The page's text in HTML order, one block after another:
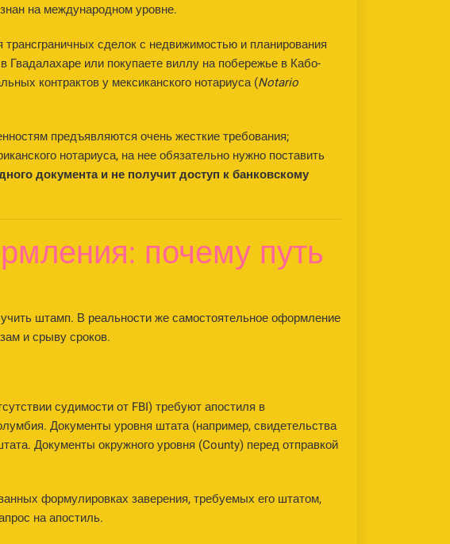
на международном уровне.
сделок с недвижимостью и планирования
или покупаете виллу на побережье в Кабо-
контрактов у мексиканского нотариуса (Notario
предъявляются очень жесткие требования;
нотариуса, на нее обязательно нужно поставить
документа и не получит доступ к банковскому
почему путь
штамп. В реальности же самостоятельное оформление
и срыву сроков.
судимости от FBI) требуют апостиля в
Документы уровня штата (например, свидетельства
Документы окружного уровня (County) перед отправкой
формулировках заверения, требуемых его штатом,
на апостиль.